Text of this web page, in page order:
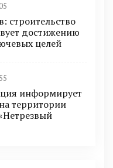
строительство
достижению
целей
информирует
территории